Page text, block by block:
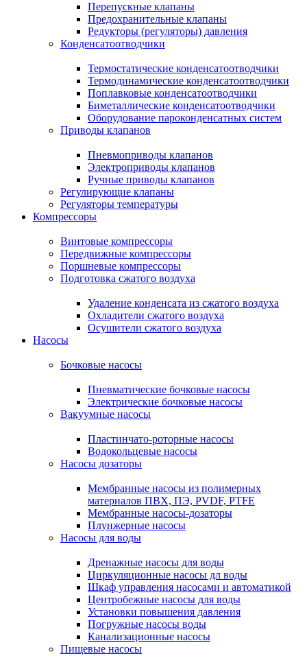
Перепускные клапаны
Предохранительные клапаны
Редукторы (регуляторы) давления
Конденсатоотводчики
Термостатические конденсатоотводчики
Термодинамические конденсатоотводчики
Поплавковые конденсатоотводчики
Биметаллические конденсатоотводчики
Оборудование пароконденсатных систем
Приводы клапанов
Пневмоприводы клапанов
Электроприводы клапанов
Ручные приводы клапанов
Регулирующие клапаны
Регуляторы температуры
Компрессоры
Винтовые компрессоры
Передвижные компрессоры
Поршневые компрессоры
Подготовка сжатого воздуха
Удаление конденсата из сжатого воздуха
Охладители сжатого воздуха
Осушители сжатого воздуха
Насосы
Бочковые насосы
Пневматические бочковые насосы
Электрические бочковые насосы
Вакуумные насосы
Пластинчато-роторные насосы
Водокольцевые насосы
Насосы дозаторы
Мембранные насосы из полимерных
материалов ПВХ, ПЭ, PVDF, PTFE
Мембранные насосы-дозаторы
Плунжерные насосы
Насосы для воды
Дренажные насосы для воды
Циркуляционные насосы дл воды
Шкаф управления насосами и автоматикой
Центробежные насосы для воды
Установки повышения давления
Погружные насосы воды
Канализационные насосы
Пищевые насосы